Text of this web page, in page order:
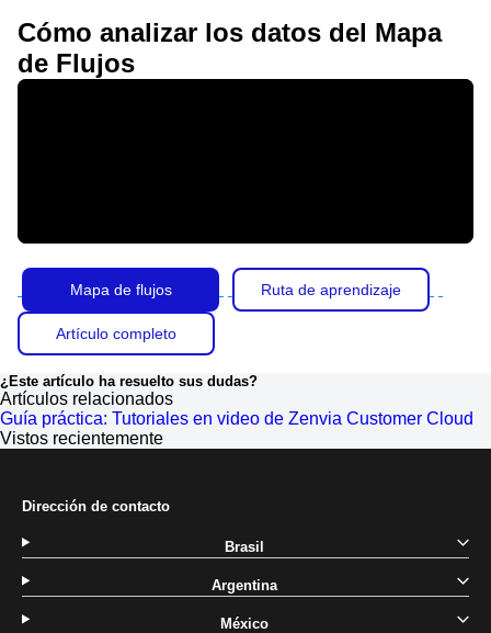
Cómo analizar los datos del Mapa
de Flujos
Mapa de flujos Ruta de aprendizaje
Artículo completo
¿Este artículo ha resuelto sus dudas?
Artículos relacionados
Guía práctica: Tutoriales en video de Zenvia Customer Cloud
Vistos recientemente
Dirección de contacto
Brasil
Argentina
México